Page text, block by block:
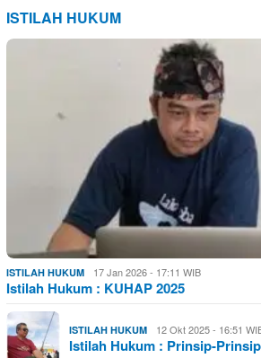
ISTILAH HUKUM
ISTILAH HUKUM 17 Jan 2026 - 17:11 WIB
Istilah Hukum : KUHAP 2025
ISTILAH HUKUM 12 Okt 2025 - 16:51
Istilah Hukum : Prinsip-